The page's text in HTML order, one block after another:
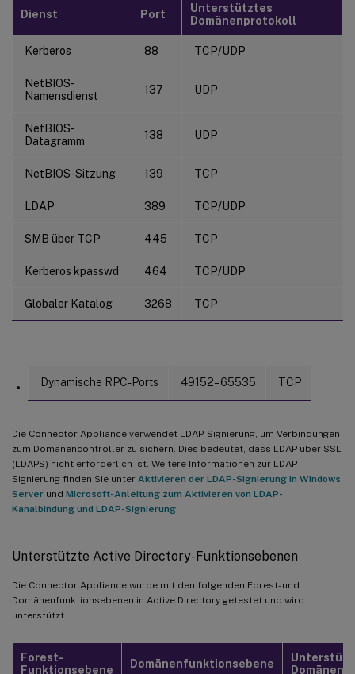
Dienst Port
Unterstütztes
Domänenprotokoll
Kerberos 88 TCP/UDP
NetBIOS-
Namensdienst
137 UDP
NetBIOS-
Datagramm
138 UDP
NetBIOS-Sitzung 139 TCP
LDAP 389 TCP/UDP
SMB über TCP 445 TCP
Kerberos kpasswd 464 TCP/UDP
Globaler Katalog 3268 TCP
Dynamische RPC-Ports 49152–65535 TCP
Die Connector Appliance verwendet LDAP-Signierung, um Verbindungen
zum Domänencontroller zu sichern. Dies bedeutet, dass LDAP über SSL
(LDAPS) nicht erforderlich ist. Weitere Informationen zur LDAP-
Signierung finden Sie unter Aktivieren der LDAP-Signierung in Windows
Server und Microsoft-Anleitung zum Aktivieren von LDAP-
Kanalbindung und LDAP-Signierung
Unterstützte Active Directory-Funktionsebenen
Die Connector Appliance wurde mit den folgenden Forest- und
Domänenfunktionsebenen in Active Directory getestet und wird
unterstützt.
Forest-
Funktionsebene
Domänenfunktionsebene